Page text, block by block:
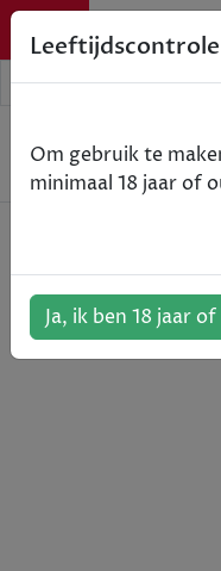
Wijn
Filodivino -
2015 - 75cl
ArtikelNummer:105879
Leeftijdscontrole
Om gebruik te
minimaal 18 jaar of
Ja, ik ben 18 jaar